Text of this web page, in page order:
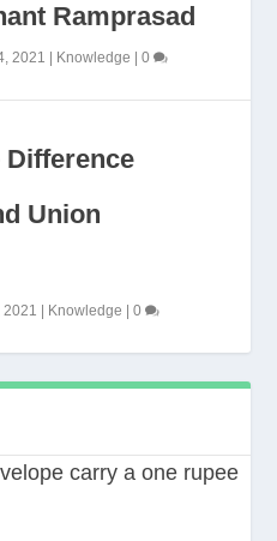
Ramprasad
2021 Knowledge |0
Difference
Union
2021 Knowledge |0